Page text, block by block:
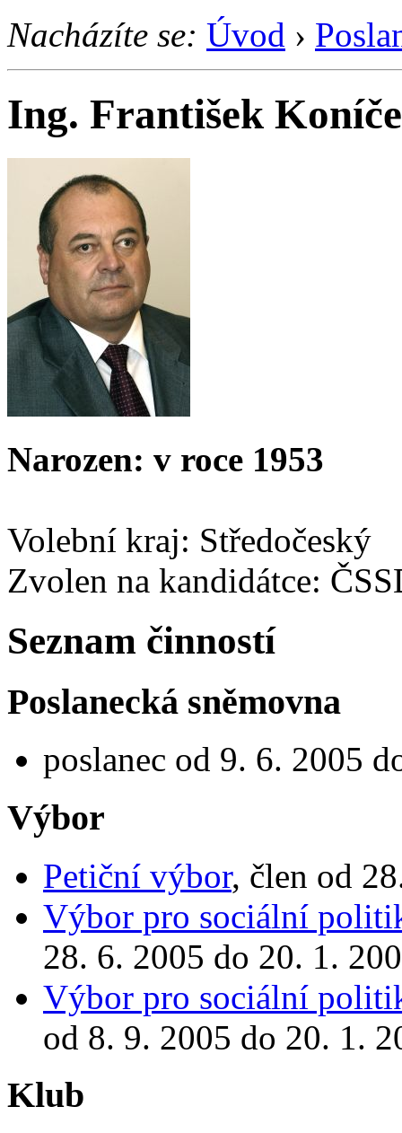
Nacházíte se: Úvod ›
Ing. František
Narozen: v roce 1953
Volební kraj: Středočeský
Zvolen na kandidátce:
Seznam činností
Poslanecká sněmovna
poslanec od 9. 6. 2005
Výbor
Petiční výbor, člen od
Výbor pro sociální
28. 6. 2005 do 20. 1.
Výbor pro sociální
od 8. 9. 2005 do 20. 1.
Klub